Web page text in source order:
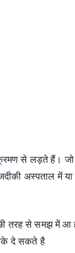
से लड़ते हैं।
अस्पताल में
तरह से समझ में
दे सकते है